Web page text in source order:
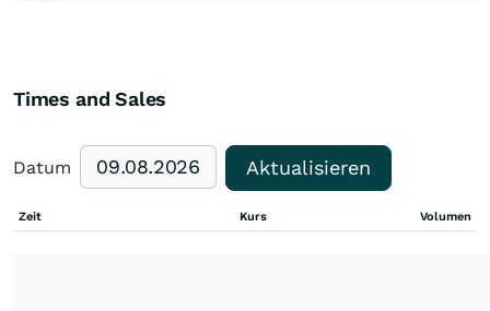
Times and Sales
Datum Aktualisieren
Zeit Kurs Volumen